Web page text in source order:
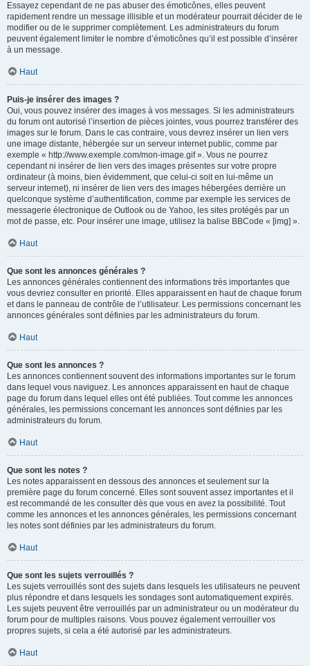
Essayez cependant de ne pas abuser des émoticônes, elles peuvent
rapidement rendre un message illisible et un modérateur pourrait décider de le
modifier ou de le supprimer complètement. Les administrateurs du forum
peuvent également limiter le nombre d’émoticônes qu’il est possible d’insérer
à un message.
Haut
Puis-je insérer des images ?
Oui, vous pouvez insérer des images à vos messages. Si les administrateurs
du forum ont autorisé l’insertion de pièces jointes, vous pourrez transférer des
images sur le forum. Dans le cas contraire, vous devrez insérer un lien vers
une image distante, hébergée sur un serveur internet public, comme par
exemple « http://www.exemple.com/mon-image.gif ». Vous ne pourrez
cependant ni insérer de lien vers des images présentes sur votre propre
ordinateur (à moins, bien évidemment, que celui-ci soit en lui-même un
serveur internet), ni insérer de lien vers des images hébergées derrière un
quelconque système d’authentification, comme par exemple les services de
messagerie électronique de Outlook ou de Yahoo, les sites protégés par un
mot de passe, etc. Pour insérer une image, utilisez la balise BBCode « [img] ».
Haut
Que sont les annonces générales ?
Les annonces générales contiennent des informations très importantes que
vous devriez consulter en priorité. Elles apparaissent en haut de chaque forum
et dans le panneau de contrôle de l’utilisateur. Les permissions concernant les
annonces générales sont définies par les administrateurs du forum.
Haut
Que sont les annonces ?
Les annonces contiennent souvent des informations importantes sur le forum
dans lequel vous naviguez. Les annonces apparaissent en haut de chaque
page du forum dans lequel elles ont été publiées. Tout comme les annonces
générales, les permissions concernant les annonces sont définies par les
administrateurs du forum.
Haut
Que sont les notes ?
Les notes apparaissent en dessous des annonces et seulement sur la
première page du forum concerné. Elles sont souvent assez importantes et il
est recommandé de les consulter dès que vous en avez la possibilité. Tout
comme les annonces et les annonces générales, les permissions concernant
les notes sont définies par les administrateurs du forum.
Haut
Que sont les sujets verrouillés ?
Les sujets verrouillés sont des sujets dans lesquels les utilisateurs ne peuvent
plus répondre et dans lesquels les sondages sont automatiquement expirés.
Les sujets peuvent être verrouillés par un administrateur ou un modérateur du
forum pour de multiples raisons. Vous pouvez également verrouiller vos
propres sujets, si cela a été autorisé par les administrateurs.
Haut